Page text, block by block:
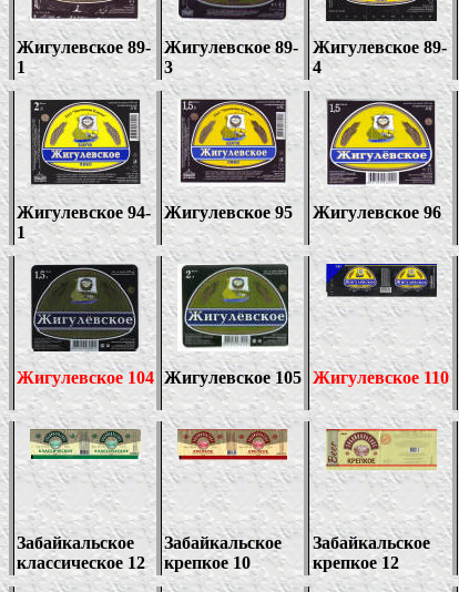
Жигулевское 89-
1
Жигулевское89-
3
Жигулевское 89-
4
Жигулевское 94-
1
Жигулевское 95 Жигулевское 96
Жигулевское 104 Жигулевское 105 Жигулевское 110
Забайкальское
классическое 12
Забайкальское
крепкое 10
Забайкальское
крепкое 12